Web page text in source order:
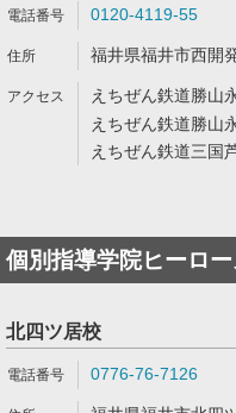
0120-4119-55
福井県福井市西開
えちぜん鉄道勝山
えちぜん鉄道勝山
えちぜん鉄道三国
個別指導学院ヒーロ
北四ツ居校
0776-76-7126